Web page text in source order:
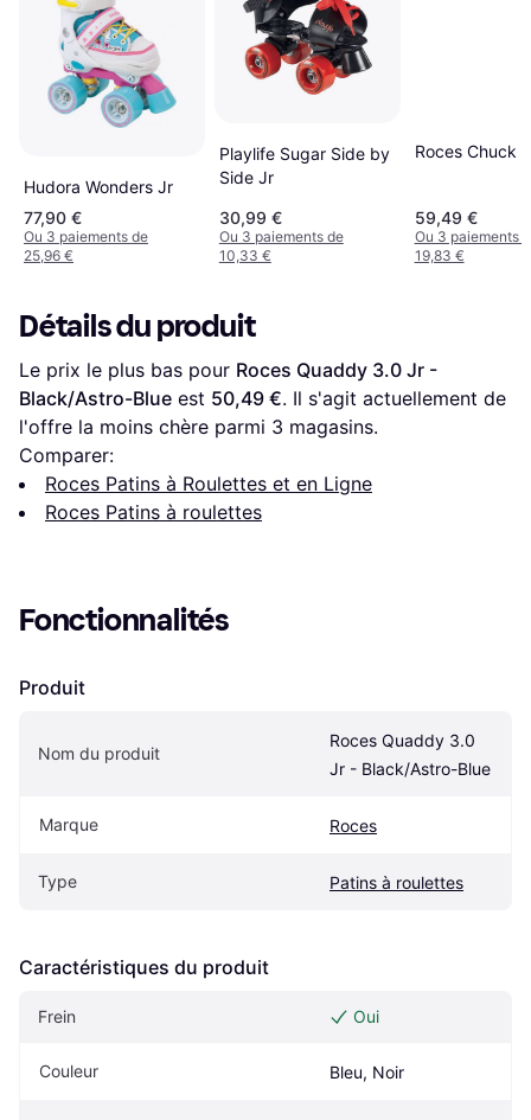
Hudora Wonders Jr
77,90 €
Ou 3 paiements de
25,96 €
Playlife Sugar Side by
Side Jr
30,99 €
Ou 3 paiements de
10,33 €
Roces Chuck
59,49 €
Ou 3 paiements
19,83 €
Détails du produit
Le prix le plus bas pour Roces Quaddy 3.0 Jr -
Black/Astro-Blue est 50,49 €. Il s'agit actuellement de
l'offre la moins chère parmi 3 magasins.
Comparer:
Roces Patins à Roulettes et en Ligne
Roces Patins à roulettes
Fonctionnalités
Produit
Nom du produit
Roces Quaddy 3.0
Jr - Black/Astro-Blue
Marque Roces
Type Patins à roulettes
Caractéristiques du produit
Frein Oui
Couleur Bleu, Noir